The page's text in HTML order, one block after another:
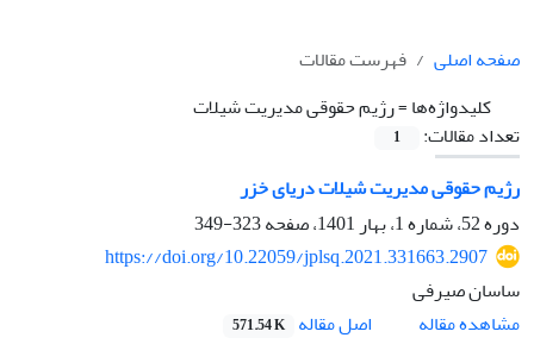
صفحه اصلی
فهرست مقالات
کلیدواژه‌ها =رژیم حقوقی مدیریت شیلات
تعداد مقالات:
1
رژیم حقوقی مدیریت شیلات دریای خزر
دوره 52، شماره 1، بهار 1401، صفحه
323-349
https://doi.org/10.22059/jplsq.2021.331663.2907
ساسان صیرفی
مشاهده مقاله
اصل مقاله 571.54 K